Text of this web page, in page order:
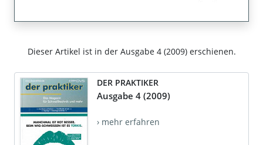
Dieser Artikel ist in der Ausgabe 4 (2009) erschienen.
DER PRAKTIKER
Ausgabe 4 (2009)
› mehr erfahren